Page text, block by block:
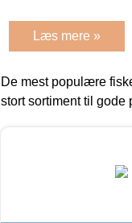
Læs mere »
De mest populære
stort sortiment til gode